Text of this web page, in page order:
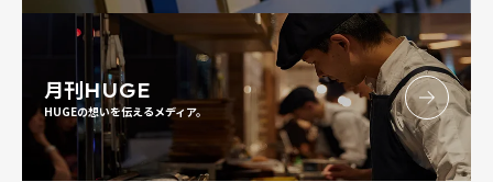
月刊HUGE
HUGEの想いを伝えるメディア。